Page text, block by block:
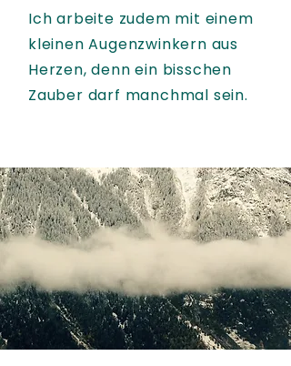
Ich arbeite zudem mit einem
kleinen Augenzwinkern aus
Herzen, denn ein bisschen
Zauber darf manchmal sein.